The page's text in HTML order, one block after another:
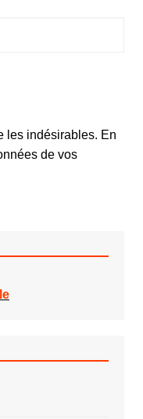
les indésirables. En
de vos